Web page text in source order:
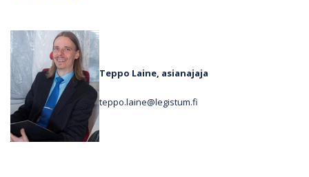
Teppo Laine, asianajaja
teppo.laine@legistum.fi